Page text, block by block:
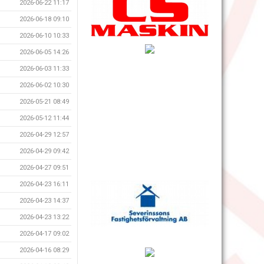
2026-06-22 11:17
2026-06-18 09:10
2026-06-10 10:33
2026-06-05 14:26
2026-06-03 11:33
2026-06-02 10:30
2026-05-21 08:49
2026-05-12 11:44
2026-04-29 12:57
2026-04-29 09:42
2026-04-27 09:51
2026-04-23 16:11
2026-04-23 14:37
2026-04-23 13:22
2026-04-17 09:02
2026-04-16 08:29